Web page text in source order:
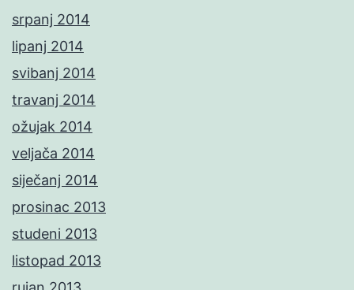
srpanj 2014
lipanj 2014
svibanj 2014
travanj 2014
ožujak 2014
veljača 2014
siječanj 2014
prosinac 2013
studeni 2013
listopad 2013